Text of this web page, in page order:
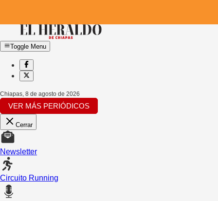
Toggle Menu
Chiapas, 8 de agosto de 2026
VER MÁS PERIÓDICOS
Cerrar
Newsletter
Circuito Running